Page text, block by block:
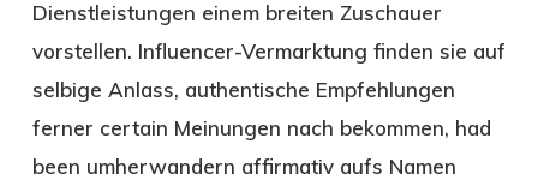
Dienstleistungen einem breiten Zuschauer
vorstellen. Influencer-Vermarktung finden sie auf
selbige Anlass, authentische Empfehlungen
ferner certain Meinungen nach bekommen, had
been umherwandern affirmativ aufs Namen